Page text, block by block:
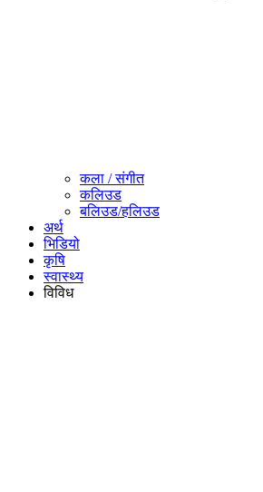
कला / संगीत​
कलिउड
बलिउड/हलिउड
अर्थ
भिडियो
कृषि
स्वास्थ्य
विविध